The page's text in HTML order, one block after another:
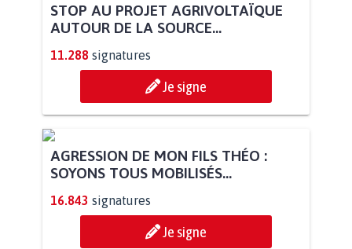
STOP AU PROJET AGRIVOLTAÏQUE
AUTOUR DE LA SOURCE...
11.288 signatures
Je signe